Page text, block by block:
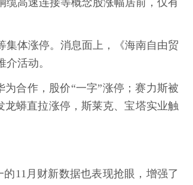
缆高速连接等概念股涨幅居前，仅有
集体涨停。消息面上，《海南自由贸
活动。
合作，股价“一字”涨停；赛力斯被
蟒直拉涨停，斯莱克、宝塔实业触
11月财新数据也表现抢眼，增强了